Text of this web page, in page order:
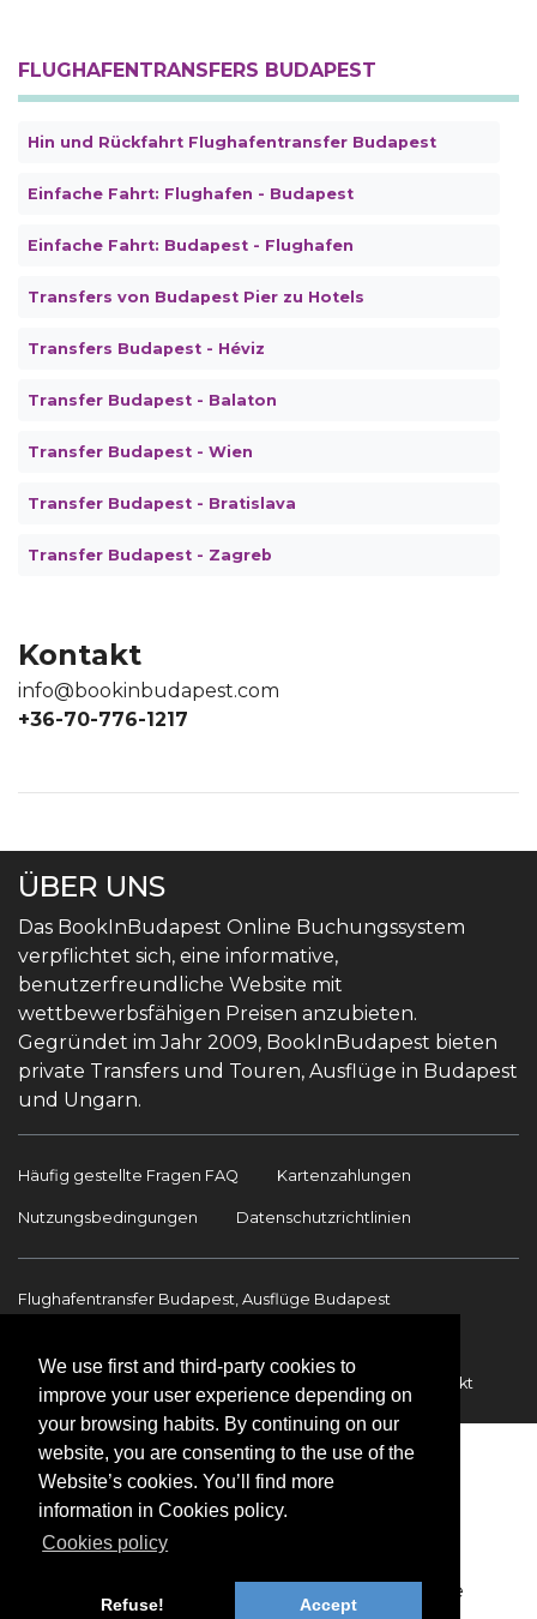
We use first and third-party cookies to
improve your user experience depending on
your browsing habits. By continuing on our
website, you are consenting to the use of the
Website’s cookies. You’ll find more
information in Cookies policy.
Cookies policy
Refuse! Accept
FLUGHAFENTRANSFERS BUDAPEST
Hin und Rückfahrt Flughafentransfer Budapest
Einfache Fahrt: Flughafen - Budapest
Einfache Fahrt: Budapest - Flughafen
Transfers von Budapest Pier zu Hotels
Transfers Budapest - Héviz
Transfer Budapest - Balaton
Transfer Budapest - Wien
Transfer Budapest - Bratislava
Transfer Budapest - Zagreb
Kontakt
info@bookinbudapest.com
+36-70-776-1217
ÜBER UNS
Das BookInBudapest Online Buchungssystem
verpflichtet sich, eine informative,
benutzerfreundliche Website mit
wettbewerbsfähigen Preisen anzubieten.
Gegründet im Jahr 2009, BookInBudapest bieten
private Transfers und Touren, Ausflüge in Budapest
und Ungarn.
Häufig gestellte Fragen FAQ Kartenzahlungen
Nutzungsbedingungen Datenschutzrichtlinien
Flughafentransfer Budapest, Ausflüge Budapest
Flughafentransfer Internationale Transfers Kontakt
Copyright © 2009-2026 BookinBudapest | Alle